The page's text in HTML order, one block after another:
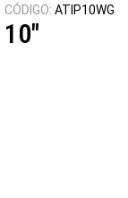
CÓDIGO: ATIP10WG